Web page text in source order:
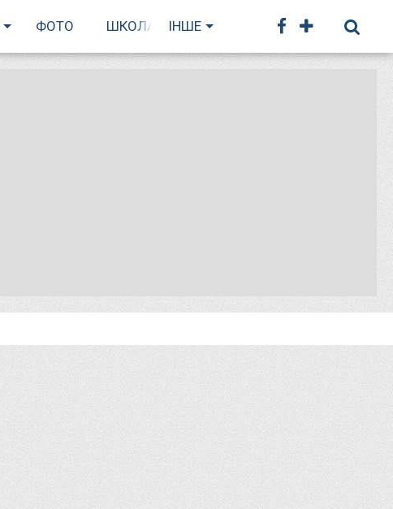
ФОТО ШКОЛА БІГУ
ІНШЕ